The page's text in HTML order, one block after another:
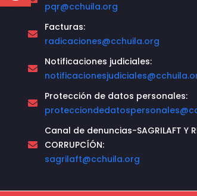
pqr@cchuila.org
Facturas:
radicaciones@cchuila.org
Notificaciones judiciales:
Protección de datos personales:
Canal de denuncias-SAGRILAFT Y
CORRUPCÍÓN:
sagrilaft@cchuila.org